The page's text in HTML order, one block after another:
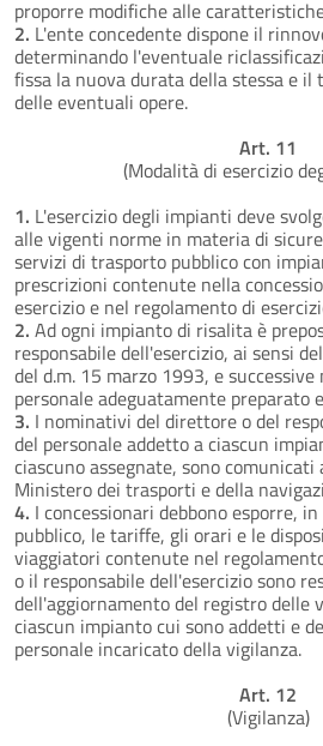
proporre modifiche alle
2. L'ente concedente dispone il
determinando l'eventuale
fissa la nuova durata della stessa e il
delle eventuali opere.
Art. 11
(Modalità di esercizio
1. L'esercizio degli impianti deve
alle vigenti norme in materia di
servizi di trasporto pubblico con
prescrizioni contenute nella
esercizio e nel regolamento di
2. Ad ogni impianto di risalita è
responsabile dell'esercizio, ai sensi
del d.m. 15 marzo 1993, e
personale adeguatamente preparato
3. I nominativi del direttore o del
del personale addetto a ciascun
ciascuno assegnate, sono
Ministero dei trasporti e della
4. I concessionari debbono esporre,
pubblico, le tariffe, gli orari e le
viaggiatori contenute nel
o il responsabile dell'esercizio sono
dell'aggiornamento del registro delle
ciascun impianto cui sono addetti e
personale incaricato della vigilanza.
Art. 12
(Vigilanza)